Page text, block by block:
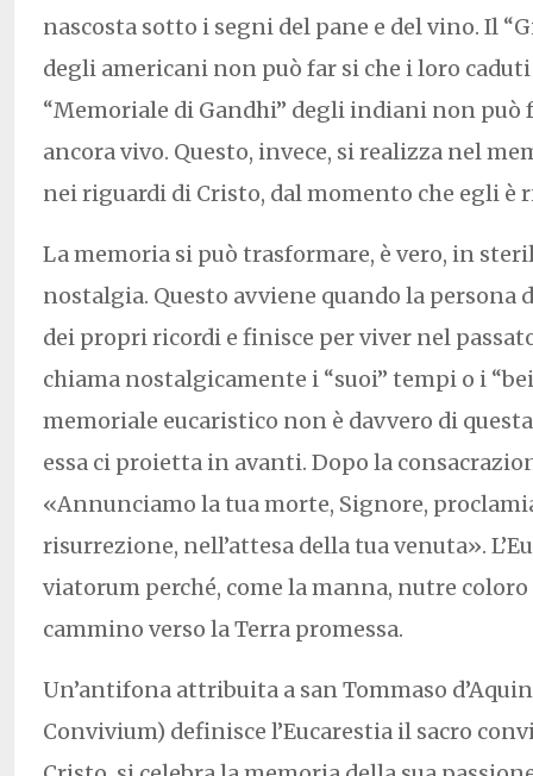
nascosta sotto i segni del pane e del vino. Il
degli americani non può far si che i loro
“Memoriale di Gandhi” degli indiani non può
ancora vivo. Questo, invece, si realizza nel
nei riguardi di Cristo, dal momento che egli è
La memoria si può trasformare, è vero, in
nostalgia. Questo avviene quando la
dei propri ricordi e finisce per viver nel
chiama nostalgicamente i “suoi” tempi o i
memoriale eucaristico non è davvero di
essa ci proietta in avanti. Dopo la
«Annunciamo la tua morte, Signore,
risurrezione, nell’attesa della tua venuta».
viatorum perché, come la manna, nutre
cammino verso la Terra promessa.
Un’antifona attribuita a san Tommaso
Convivium) definisce l’Eucarestia il sacro